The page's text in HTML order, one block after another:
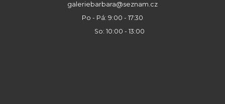
galeriebarbara@seznam.cz
Po - Pá: 9:00 - 17:30
So: 10:00 - 13:00